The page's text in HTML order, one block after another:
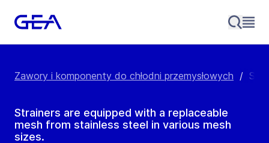
Zawory i komponenty do chłodni przemysłowych / SS
Strainers are equipped with a replaceable
mesh from stainless steel in various mesh
sizes.